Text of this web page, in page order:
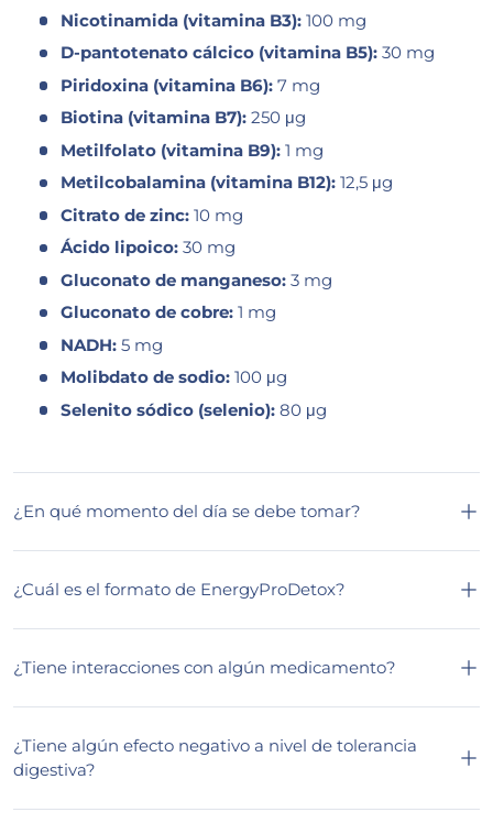
Nicotinamida (vitamina B3):100 mg
D-pantotenato cálcico (vitamina B5): 30 mg
Piridoxina (vitamina B6):7 mg
Biotina (vitamina B7):250 μg
Metilfolato (vitamina B9):1 mg
Metilcobalamina (vitamina B12):12,5 μg
Citrato de zinc: 10 mg
Ácido lipoico: 30 mg
Gluconato de manganeso: 3 mg
Gluconato de cobre:1 mg
NADH:5 mg
Molibdato de sodio: 100 μg
Selenito sódico (selenio):80 μg
¿En qué momento del día se debe tomar?
¿Cuál es el formato de EnergyProDetox?
¿Tiene interacciones con algún medicamento?
¿Tiene algún efecto negativo a nivel de tolerancia
digestiva?